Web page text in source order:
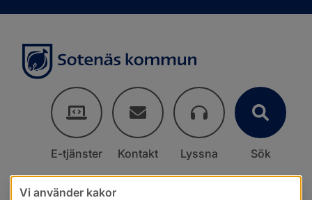
E-tjänster Kontakt Lyssna Sök
Vi använder kakor